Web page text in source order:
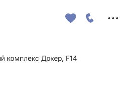
комплекс Докер, F14